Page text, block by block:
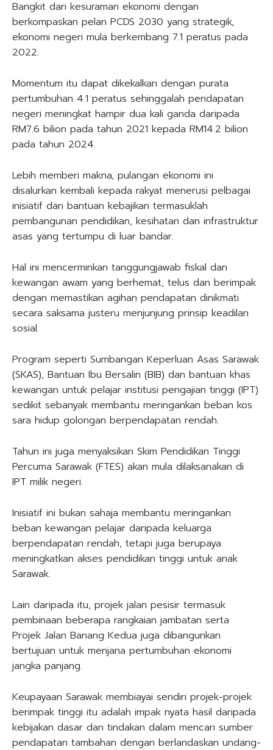
Bangkit dari kesuraman ekonomi dengan
berkompaskan pelan PCDS 2030 yang strategik,
ekonomi negeri mula berkembang 7.1 peratus pada
2022.
Momentum itu dapat dikekalkan dengan purata
pertumbuhan 4.1 peratus sehinggalah pendapatan
negeri meningkat hampir dua kali ganda daripada
RM7.6 bilion pada tahun 2021 kepada RM14.2 bilion
pada tahun 2024.
Lebih memberi makna, pulangan ekonomi ini
disalurkan kembali kepada rakyat menerusi pelbagai
inisiatif dan bantuan kebajikan termasuklah
pembangunan pendidikan, kesihatan dan infrastruktur
asas yang tertumpu di luar bandar.
Hal ini mencerminkan tanggungjawab fiskal dan
kewangan awam yang berhemat, telus dan berimpak
dengan memastikan agihan pendapatan dinikmati
secara saksama justeru menjunjung prinsip keadilan
sosial.
Program seperti Sumbangan Keperluan Asas Sarawak
(SKAS), Bantuan Ibu Bersalin (BIB) dan bantuan khas
kewangan untuk pelajar institusi pengajian tinggi (IPT)
sedikit sebanyak membantu meringankan beban kos
sara hidup golongan berpendapatan rendah.
Tahun ini juga menyaksikan Skim Pendidikan Tinggi
Percuma Sarawak (FTES) akan mula dilaksanakan di
IPT milik negeri.
Inisiatif ini bukan sahaja membantu meringankan
beban kewangan pelajar daripada keluarga
berpendapatan rendah, tetapi juga berupaya
meningkatkan akses pendidikan tinggi untuk anak
Sarawak.
Lain daripada itu, projek jalan pesisir termasuk
pembinaan beberapa rangkaian jambatan serta
Projek Jalan Banang Kedua juga dibangunkan
bertujuan untuk menjana pertumbuhan ekonomi
jangka panjang.
Keupayaan Sarawak membiayai sendiri projek-projek
berimpak tinggi itu adalah impak nyata hasil daripada
kebijakan dasar dan tindakan dalam mencari sumber
pendapatan tambahan dengan berlandaskan undang-